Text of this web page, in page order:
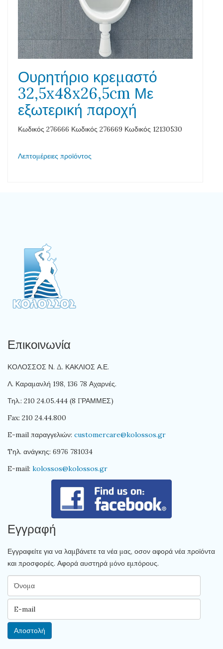
Ουρητήριο κρεμαστό
32,5x48x26,5cm Με
εξωτερική παροχή
Κωδικός 276666 Κωδικός 276669 Κωδικός 12130530
Λεπτομέρειες προϊόντος
Επικοινωνία
ΚΟΛΟΣΣΟΣ Ν. Δ. ΚΑΚΛΙΟΣ Α.Ε.
Λ. Καραμανλή 198, 136 78 Αχαρνές.
Τηλ.: 210 24.05.444 (8 ΓΡΑΜΜΕΣ)
Fax: 210 24.44.800
E-mail παραγγελιών: customercare@kolossos.gr
Tηλ. ανάγκης: 6976 781034
E-mail: kolossos@kolossos.gr
Εγγραφή
Εγγραφείτε για να λαμβάνετε τα νέα μας, οσον αφορά νέα προϊόντα
και προσφορές. Αφορά αυστηρά μόνο εμπόρους.